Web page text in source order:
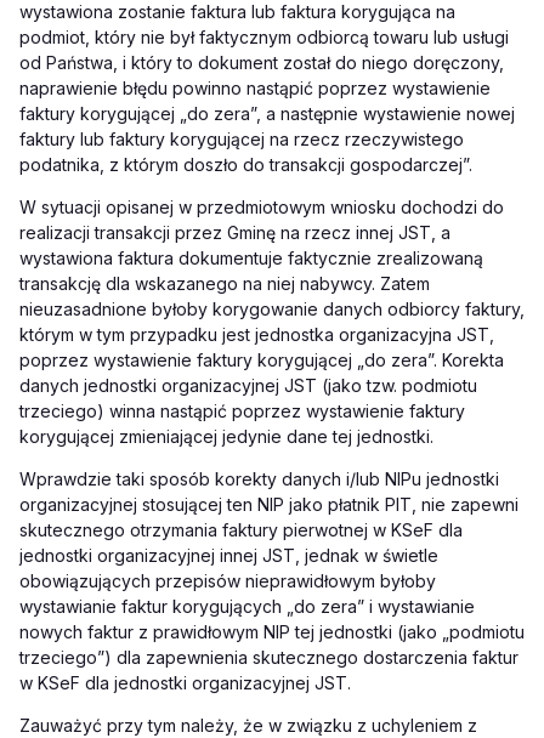
wystawiona zostanie faktura lub faktura korygująca na
podmiot, który nie był faktycznym odbiorcą towaru lub usługi
od Państwa, i który to dokument został do niego doręczony,
naprawienie błędu powinno nastąpić poprzez wystawienie
faktury korygującej „do zera”, a następnie wystawienie nowej
faktury lub faktury korygującej na rzecz rzeczywistego
podatnika, z którym doszło do transakcji gospodarczej”.
W sytuacji opisanej w przedmiotowym wniosku dochodzi do
realizacji transakcji przez Gminę na rzecz innej JST, a
wystawiona faktura dokumentuje faktycznie zrealizowaną
transakcję dla wskazanego na niej nabywcy. Zatem
nieuzasadnione byłoby korygowanie danych odbiorcy faktury,
którym w tym przypadku jest jednostka organizacyjna JST,
poprzez wystawienie faktury korygującej „do zera”. Korekta
danych jednostki organizacyjnej JST (jako tzw. podmiotu
trzeciego) winna nastąpić poprzez wystawienie faktury
korygującej zmieniającej jedynie dane tej jednostki.
Wprawdzie taki sposób korekty danych i/lub NIPu jednostki
organizacyjnej stosującej ten NIP jako płatnik PIT, nie zapewni
skutecznego otrzymania faktury pierwotnej w KSeF dla
jednostki organizacyjnej innej JST, jednak w świetle
obowiązujących przepisów nieprawidłowym byłoby
wystawianie faktur korygujących „do zera” i wystawianie
nowych faktur z prawidłowym NIP tej jednostki (jako „podmiotu
trzeciego”) dla zapewnienia skutecznego dostarczenia faktur
w KSeF dla jednostki organizacyjnej JST.
Zauważyć przy tym należy, że w związku z uchyleniem z